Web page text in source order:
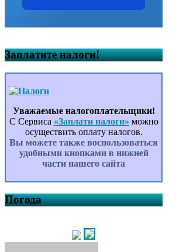
Заплатите налоги!
Уважаемые налогоплательщики!
С Сервиса «Заплати налоги» можно
осуществить оплату налогов.
Вы можете также воспользоваться
удобными кнопками в нижней
части нашего сайта
Погода